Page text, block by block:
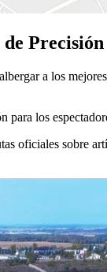
Precisión
a los
para los
oficiales sobre